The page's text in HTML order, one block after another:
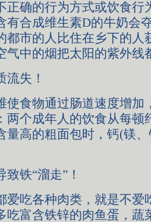
确的行为方式或饮食行
有合成维生素D的牛奶会
都市的人比住在乡下的人
气中的烟把太阳的紫外
失！
食物通过肠道速度增加
两个成年人的饮食从每顿
量高的粗面包时，钙(镁
铁“溜走”！
吃各种肉类，就是不爱
吃富含铁锌的肉鱼蛋，蔬